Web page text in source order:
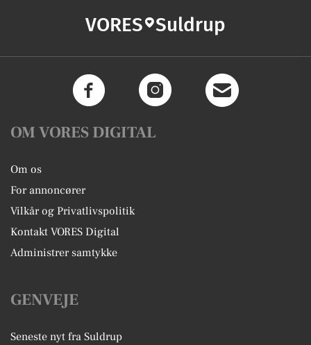
VORES Suldrup
OM VORES DIGITAL
Om os
For annoncører
Vilkår og Privatlivspolitik
Kontakt VORES Digital
Administrer samtykke
GENVEJE
Seneste nyt fra Suldrup